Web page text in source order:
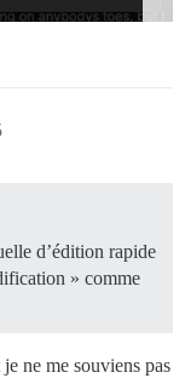
d’édition rapide
» comme
ne me souviens pas